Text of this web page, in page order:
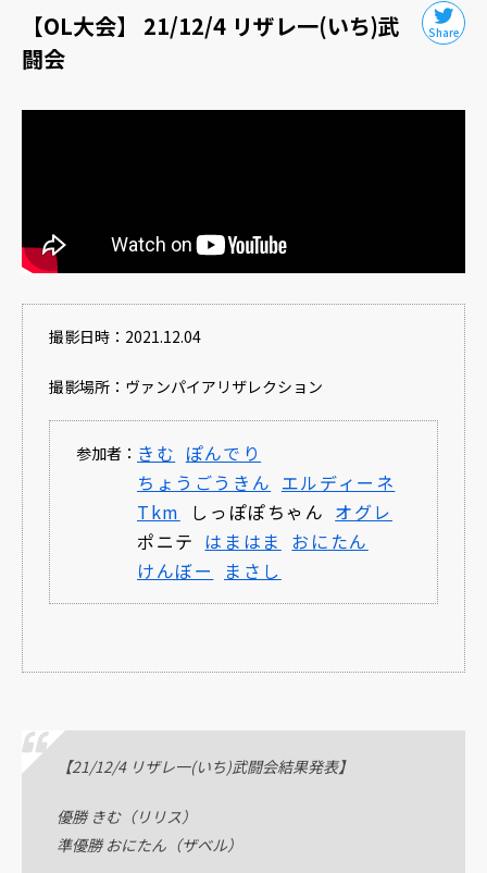
【OL大会】 21/12/4 リザレ一(いち)武
闘会
撮影日時：2021.12.04
撮影場所：ヴァンパイアリザレクション
参加者： きむ ぽんでり
ちょうごうきん エルディーネ
Tkm
しっぽぽちゃん オグレ
ポニテ はまはま おにたん
けんぼー
まさし
【21/12/4 リザレ一(いち)武闘会結果発表】
優勝 きむ（リリス）
準優勝 おにたん（ザベル）